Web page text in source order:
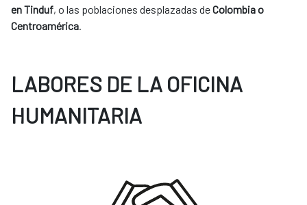
en Tinduf, o las poblaciones desplazadas deColombia o
Centroamérica.
LABORES DE LA OFICINA
HUMANITARIA